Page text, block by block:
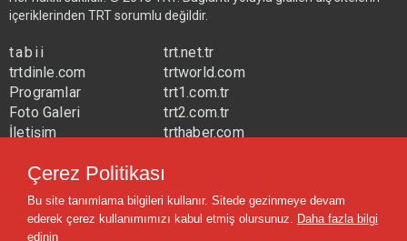
içeriklerinden TRT sorumlu değildir.
tabii
trtdinle.com
Programlar
Foto Galeri
İletişim
trt.net.tr
trtworld.com
trt1.com.tr
trt2.com.tr
trthaber.com
trtavaz.com.tr
trtmuzik.net.tr
trtcocuk.net.tr
Çerez Politikası
Bu site tanımlama bilgileri kullanır. Sitede gezinmeye devam
ederek çerez kullanımımızı kabul etmiş olursunuz. Daha fazla bilgi
edinin